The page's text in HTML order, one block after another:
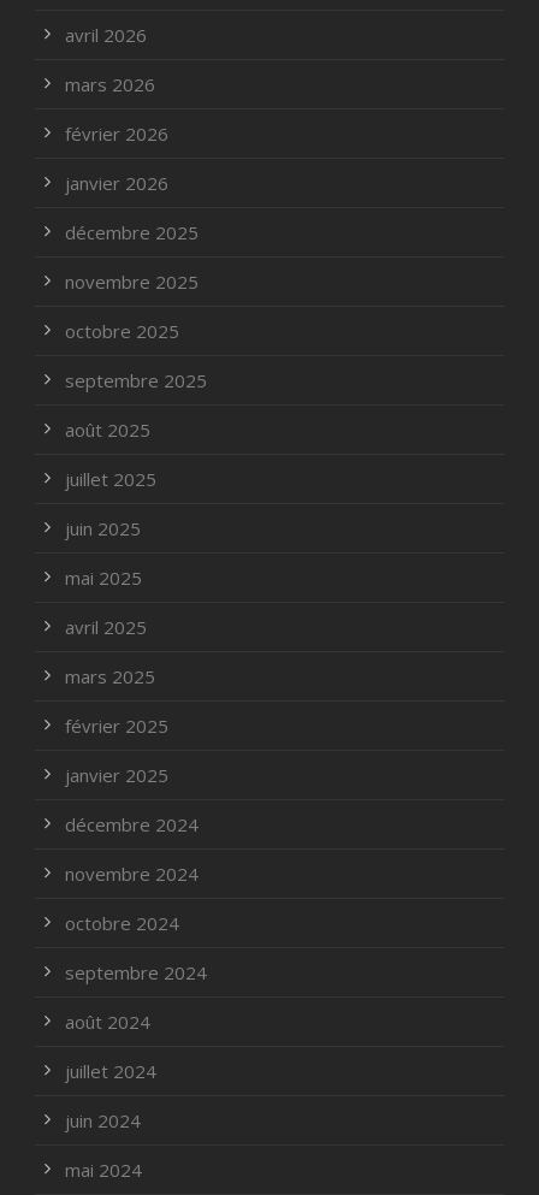
avril 2026
mars 2026
février 2026
janvier 2026
décembre 2025
novembre 2025
octobre 2025
septembre 2025
août 2025
juillet 2025
juin 2025
mai 2025
avril 2025
mars 2025
février 2025
janvier 2025
décembre 2024
novembre 2024
octobre 2024
septembre 2024
août 2024
juillet 2024
juin 2024
mai 2024